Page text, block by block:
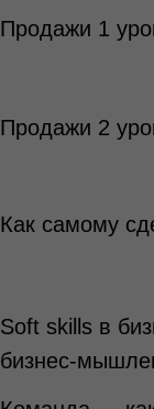
Продажи 1
Продажи 2
Как самому
Soft skills в
бизнес-